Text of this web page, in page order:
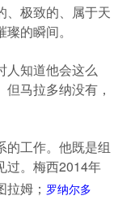
、极致的、属于天
的瞬间。
知道他会这么
马拉多纳没有，
的工作。他既是组
过。梅西2014年
姆； 罗纳尔多